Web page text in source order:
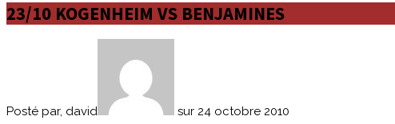
23/10 KOGENHEIM VS BENJAMINES
Posté par, david
sur 24 octobre 2010